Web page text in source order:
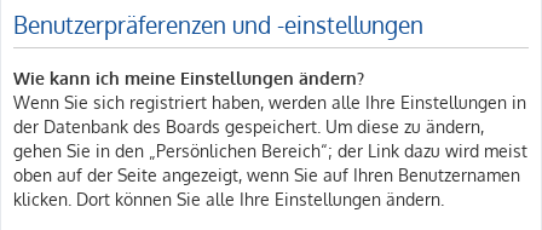
Benutzerpräferenzen und -einstellungen
Wie kann ich meine Einstellungen ändern?
Wenn Sie sich registriert haben, werden alle Ihre Einstellungen in
der Datenbank des Boards gespeichert. Um diese zu ändern,
gehen Sie in den „Persönlichen Bereich“; der Link dazu wird meist
oben auf der Seite angezeigt, wenn Sie auf Ihren Benutzernamen
klicken. Dort können Sie alle Ihre Einstellungen ändern.